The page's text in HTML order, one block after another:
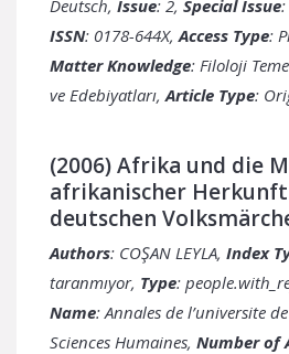
Deutsch, Issue: 2, Special Issue:
ISSN: 0178-644X, Access Type:
Matter Knowledge: Filoloji
ve Edebiyatları, Article Type:
(2006) Afrika und die
afrikanischer
deutschen
Authors: COŞAN LEYLA, Index
taranmıyor, Type:
Name: Annales de l’universite
Sciences Humaines, Number of